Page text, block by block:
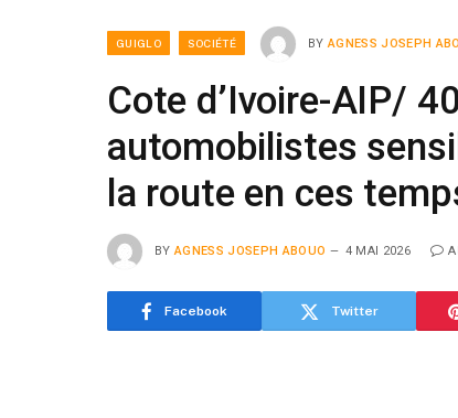
GUIGLO SOCIÉTÉ BY AGNESS JOSEPH
Cote d’Ivoire-AIP/
automobilistes
la route en ces
BY AGNESS JOSEPH ABOUO 4 MAI 2026
Facebook Twitter